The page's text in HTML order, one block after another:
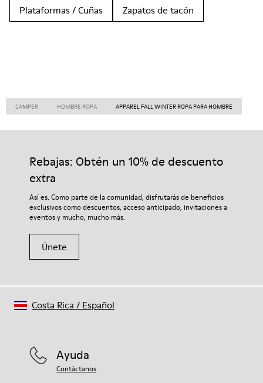
Plataformas / Cuñas
Zapatos de tacón
CAMPER HOMBRE ROPA APPAREL FALL WINTER ROPA PARA HOMBRE
Rebajas: Obtén un 10% de descuento
extra
Así es. Como parte de la comunidad, disfrutarás de beneficios
exclusivos como descuentos, acceso anticipado, invitaciones a
eventos y mucho, mucho más.
Únete
Ayuda
Contáctanos
Costa Rica / Español